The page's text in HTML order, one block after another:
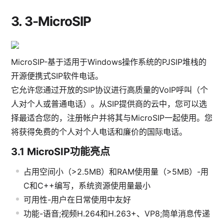
3. 3-MicroSIP
MicroSIP-基于适用于Windows操作系统的PJSIP堆栈的
开源便携式SIP软件电话。
它允许您通过开放的SIP协议进行高质量的VoIP呼叫（个
人对个人或普通电话）。从SIP提供商的云中，您可以选
择最适合您的，注册帐户并将其与MicroSIP一起使用。您
将获得免费的个人对个人电话和廉价的国际电话。
3.1 MicroSIP功能亮点
占用空间小（>2.5MB）和RAM使用量（>5MB）-用
C和C++编写，系统资源使用量最小
可用性-用户在日常使用中友好
功能-语音;视频H.264和H.263+、VP8;简单消息传递